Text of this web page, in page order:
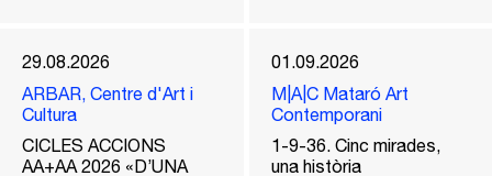
29.08.2026
ARBAR, Centre d'Art i
Cultura
CICLES ACCIONS
AA+AA 2026 «D’UNA
01.09.2026
M|A|C Mataró Art
Contemporani
1-9-36. Cinc mirades,
una història